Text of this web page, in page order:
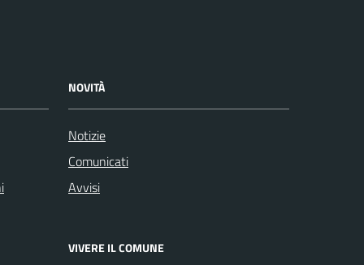
NOVITÀ
Notizie
Comunicati
Avvisi
VIVERE IL COMUNE